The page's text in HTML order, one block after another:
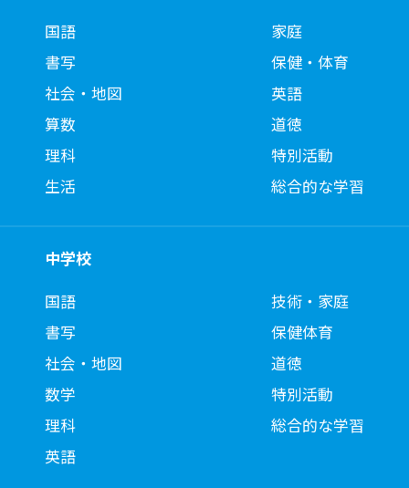
国語
書写
社会・地図
算数
理科
生活
家庭
保健・体育
英語
道徳
特別活動
総合的な学習
中学校
国語
書写
社会・地図
数学
理科
英語
技術・家庭
保健体育
道徳
特別活動
総合的な学習